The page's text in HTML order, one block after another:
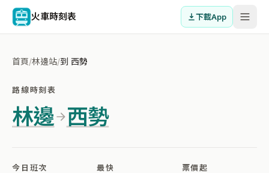
火車時刻表 下載App
首頁/林邊站/到 西勢
路線時刻表
林邊 西勢
今日班次 最快 票價起